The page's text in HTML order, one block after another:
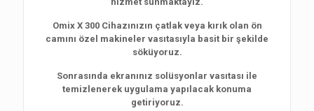
Omix X 300 Cihazınızın çatlak veya kırık olan ön
camını özel makineler vasıtasıyla basit bir şekilde
söküyoruz.
Sonrasında ekranınız solüsyonlar vasıtası ile
temizlenerek uygulama yapılacak konuma
getiriyoruz.